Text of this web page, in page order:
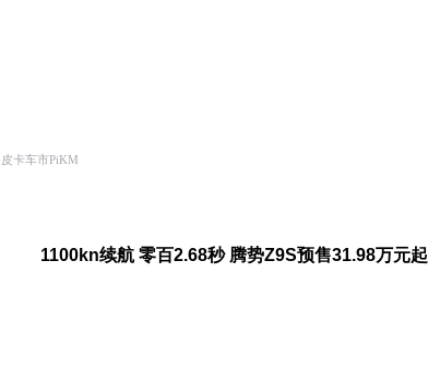
皮卡车市PiKM
1100kn续航 零百2.68秒 腾势Z9S预售31.98万元起